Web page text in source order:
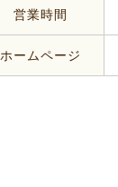
営業時間
ホームページ